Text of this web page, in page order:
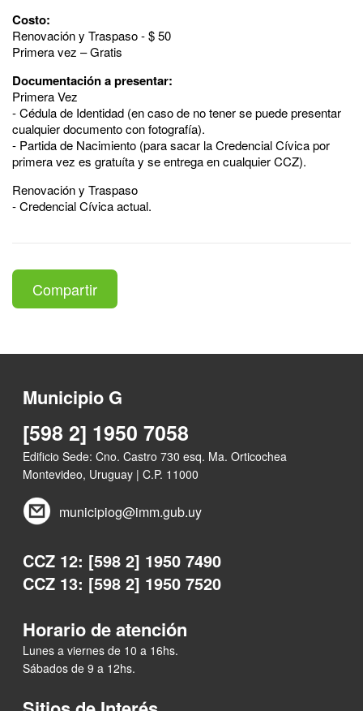
Costo:
Renovación y Traspaso - $ 50
Primera vez – Gratis
Documentación a presentar:
Primera Vez
- Cédula de Identidad (en caso de no tener se puede presentar
cualquier documento con fotografía).
- Partida de Nacimiento (para sacar la Credencial Cívica por
primera vez es gratuíta y se entrega en cualquier CCZ).
Renovación y Traspaso
- Credencial Cívica actual.
Compartir
Municipio G
[598 2] 1950 7058
Edificio Sede: Cno. Castro 730 esq. Ma. Orticochea
Montevideo, Uruguay | C.P. 11000
municipiog@imm.gub.uy
CCZ 12: [598 2] 1950 7490
CCZ 13: [598 2] 1950 7520
Horario de atención
Lunes a viernes de 10 a 16hs.
Sábados de 9 a 12hs.